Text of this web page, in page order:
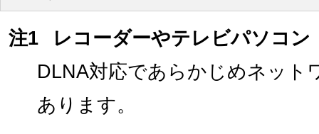
注1
レコーダーやテレビパソコン
DLNA対応であらかじめネット
あります。